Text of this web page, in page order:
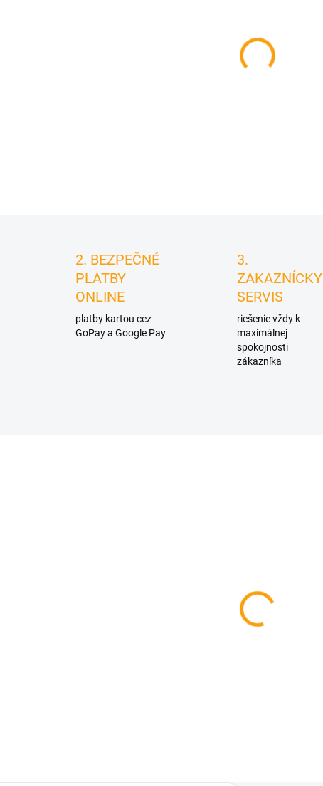
2. BEZPEČNÉ
PLATBY
ONLINE
platby kartou cez
GoPay a Google Pay
3.
ZAKAZNÍCKY
SERVIS
riešenie vždy k
maximálnej
spokojnosti
zákazníka